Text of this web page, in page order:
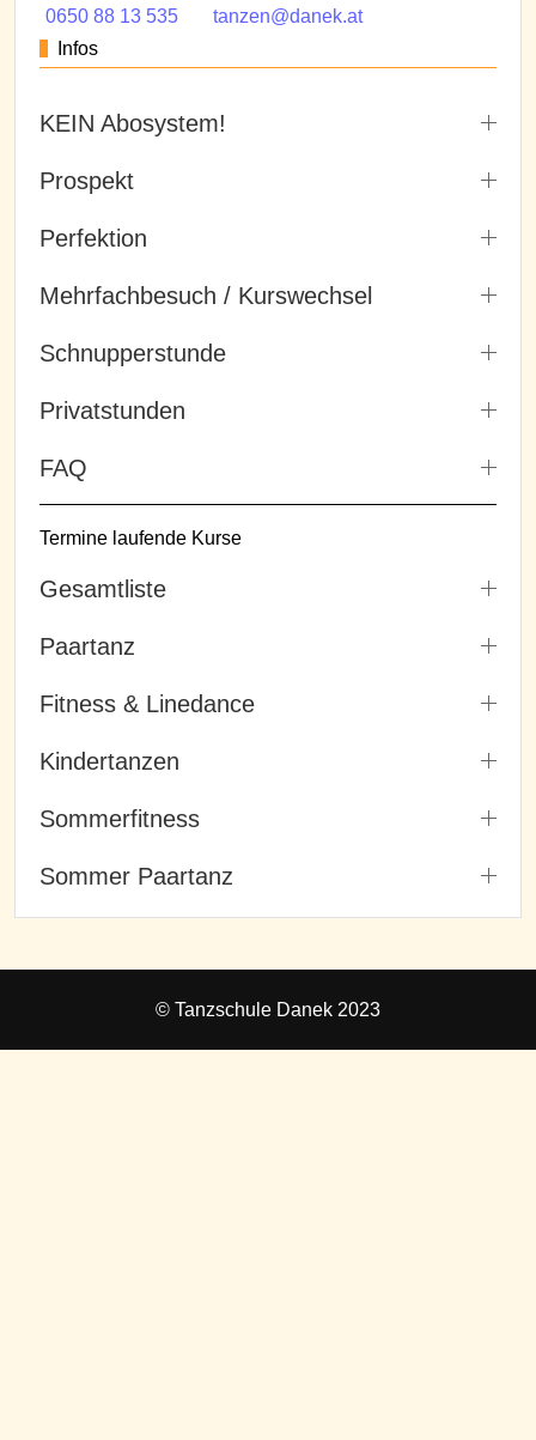
0650 88 13 535
tanzen@danek.at
Infos
KEIN Abosystem!
Prospekt
Perfektion
Mehrfachbesuch / Kurswechsel
Schnupperstunde
Privatstunden
FAQ
Termine laufende Kurse
Gesamtliste
Paartanz
Fitness & Linedance
Kindertanzen
Sommerfitness
Sommer Paartanz
© Tanzschule Danek 2023